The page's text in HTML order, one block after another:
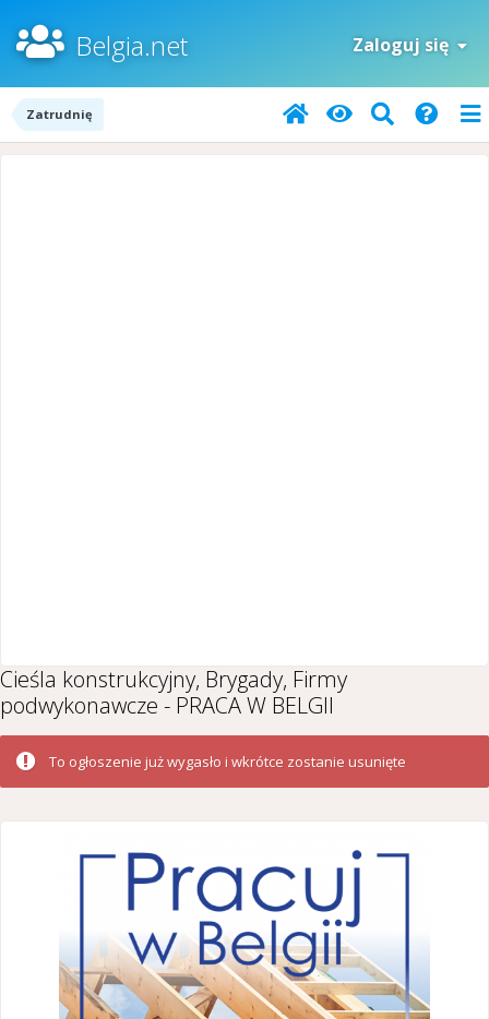
Belgia.net Zaloguj się
Zatrudnię
Cieśla konstrukcyjny, Brygady, Firmy
podwykonawcze - PRACA W BELGII
To ogłoszenie już wygasło i wkrótce zostanie usunięte